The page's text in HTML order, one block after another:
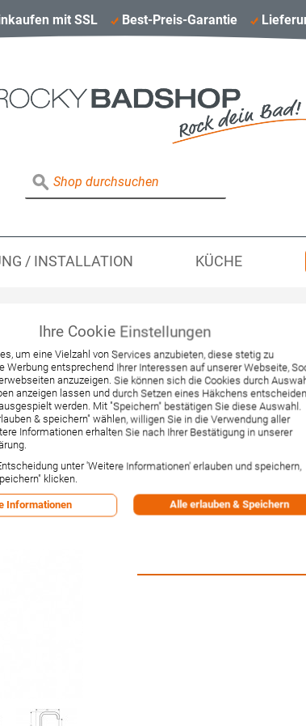
mit SSL Best-Preis-Garantie
/ INSTALLATION KÜCHE
Hansgrohe
ohne
(39037000)
Artikelnummer:39037000
Hersteller:Hansgrohe
555,75 €
Inkl. 19% MwSt.,zzgl.
-1% Rabatt bei Vorkasse per
Ihre Cookie Einstellungen
um eine Vielzahl von Services anzubieten, diese stetig zu
Werbung entsprechend Ihrer Interessen auf unserer Webseite,
anzuzeigen. Sie können sich die Cookies durch
anzeigen lassen und durch Setzen eines Häkchens
werden. Mit "Speichern" bestätigen Sie diese Auswahl.
& speichern" wählen, willigen Sie in die Verwendung aller
Informationen erhalten Sie nach Ihrer Bestätigung in unserer
unter 'Weitere Informationen' erlauben und speichern,
klicken.
Informationen Alle erlauben & Speichern